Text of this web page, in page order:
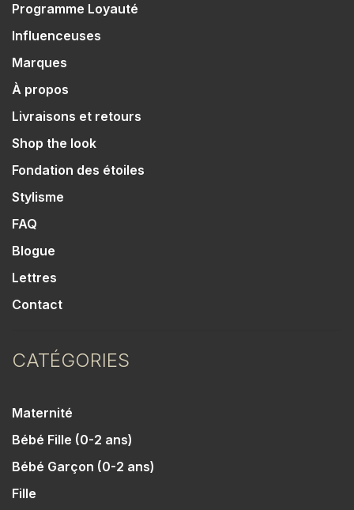
Programme Loyauté
Influenceuses
Marques
À propos
Livraisons et retours
Shop the look
Fondation des étoiles
Stylisme
FAQ
Blogue
Lettres
Contact
CATÉGORIES
Maternité
Bébé Fille (0-2 ans)
Bébé Garçon (0-2 ans)
Fille